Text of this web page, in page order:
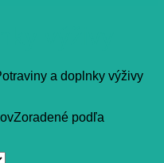
a doplnky výživy
Zoradené podľa